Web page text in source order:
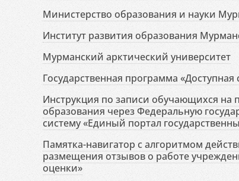
Министерство образования и науки
Институт развития образования
Мурманский арктический университет
Государственная программа «Доступная
Инструкция по записи обучающихся на
образования через Федеральную
систему «Единый портал
Памятка-навигатор с алгоритмом
размещения отзывов о работе
оценки»